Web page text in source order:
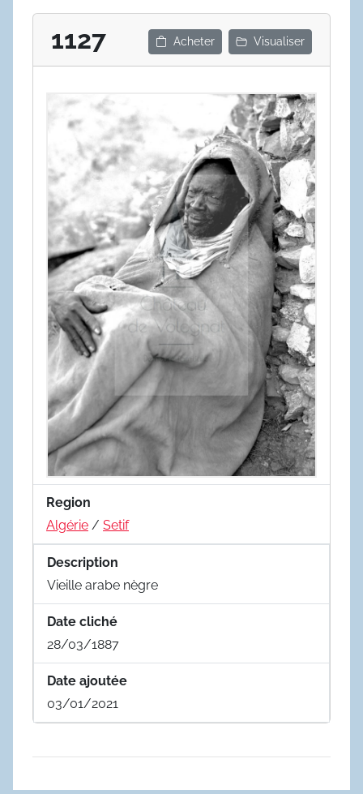
1127 Acheter Visualiser
Region
Algérie / Setif
Description
Vieille arabe nègre
Date cliché
28/03/1887
Date ajoutée
03/01/2021